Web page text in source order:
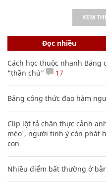
XEM
Đọc nhiều
Cách học thuộc nhanh
"thần chú"
17
Bảng công thức đạo hàm
Clip lột tả chân thực cảnh
mèo', người tinh ý còn phát
con
Nhiều điểm bất thường ở